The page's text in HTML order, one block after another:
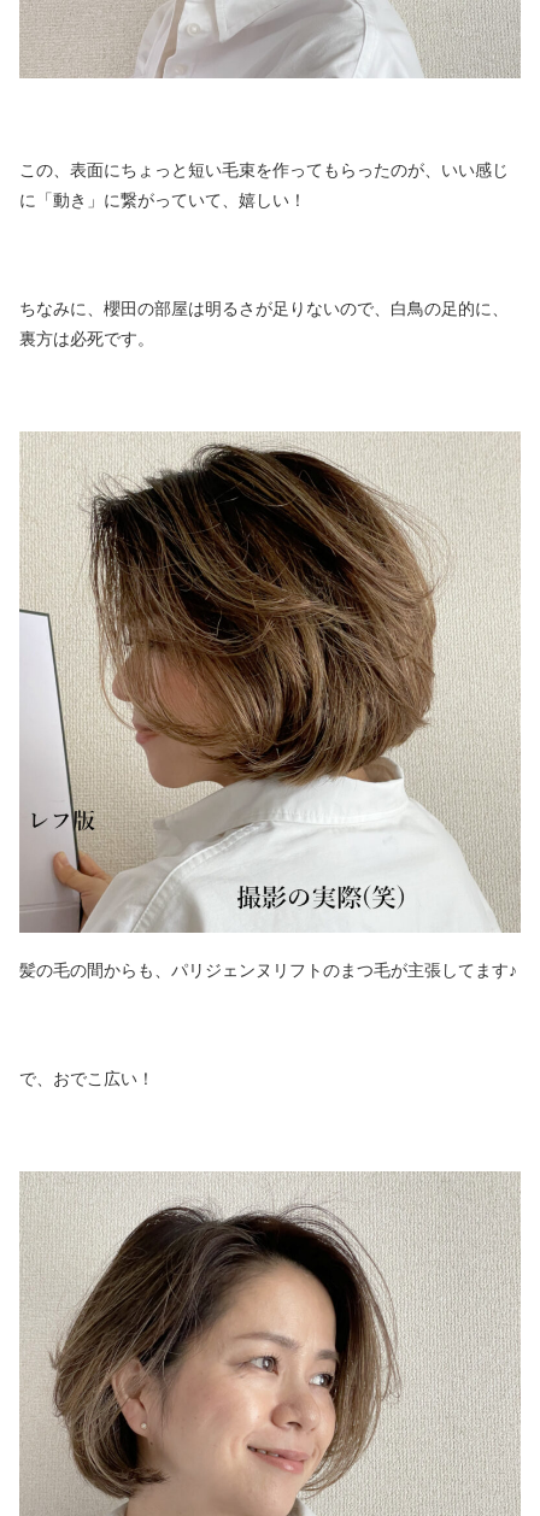
この、表面にちょっと短い毛束を作ってもらったのが、いい感じ
に「動き」に繋がっていて、嬉しい！
ちなみに、櫻田の部屋は明るさが足りないので、白鳥の足的に、
裏方は必死です。
髪の毛の間からも、パリジェンヌリフトのまつ毛が主張してます♪
で、おでこ広い！